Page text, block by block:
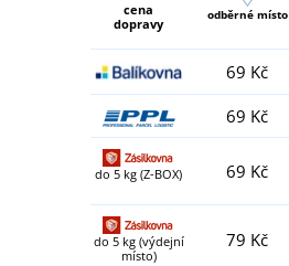
cena
dopravy
odběrné místo
69 Kč
69 Kč
do 5 kg (Z-BOX) 69 Kč
do 5 kg (výdejní
místo)
79 Kč